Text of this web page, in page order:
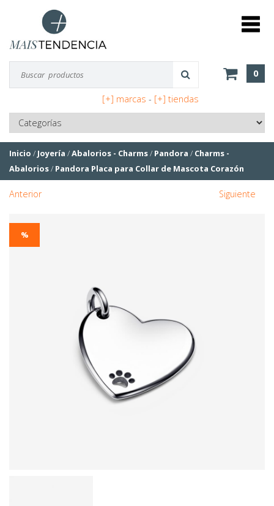
0
[+] marcas - [+] tiendas
Inicio / Joyería /Abalorios - Charms/ Pandora / Charms -
Abalorios/ Pandora Placa para Collar de Mascota Corazón
Anterior Siguiente
%